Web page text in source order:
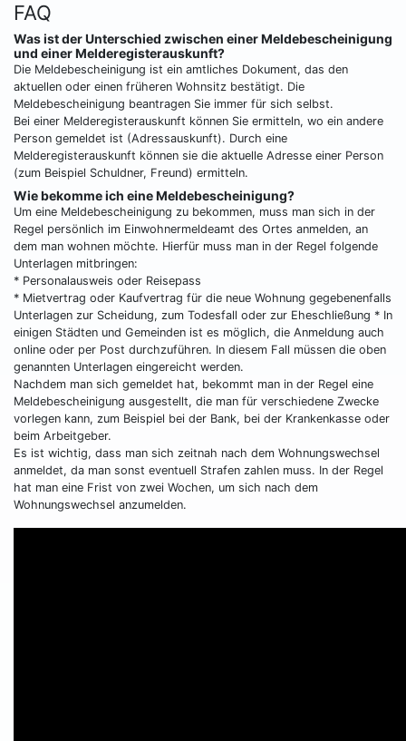
FAQ
Was ist der Unterschied zwischen einer Meldebescheinigung
und einer Melderegisterauskunft?
Die Meldebescheinigung ist ein amtliches Dokument, das den
aktuellen oder einen früheren Wohnsitz bestätigt. Die
Meldebescheinigung beantragen Sie immer für sich selbst.
Bei einer Melderegisterauskunft können Sie ermitteln, wo ein andere
Person gemeldet ist (Adressauskunft). Durch eine
Melderegisterauskunft können sie die aktuelle Adresse einer Person
(zum Beispiel Schuldner, Freund) ermitteln.
Wie bekomme ich eine Meldebescheinigung?
Um eine Meldebescheinigung zu bekommen, muss man sich in der
Regel persönlich im Einwohnermeldeamt des Ortes anmelden, an
dem man wohnen möchte. Hierfür muss man in der Regel folgende
Unterlagen mitbringen:
* Personalausweis oder Reisepass
* Mietvertrag oder Kaufvertrag für die neue Wohnung gegebenenfalls
Unterlagen zur Scheidung, zum Todesfall oder zur Eheschließung * In
einigen Städten und Gemeinden ist es möglich, die Anmeldung auch
online oder per Post durchzuführen. In diesem Fall müssen die oben
genannten Unterlagen eingereicht werden.
Nachdem man sich gemeldet hat, bekommt man in der Regel eine
Meldebescheinigung ausgestellt, die man für verschiedene Zwecke
vorlegen kann, zum Beispiel bei der Bank, bei der Krankenkasse oder
beim Arbeitgeber.
Es ist wichtig, dass man sich zeitnah nach dem Wohnungswechsel
anmeldet, da man sonst eventuell Strafen zahlen muss. In der Regel
hat man eine Frist von zwei Wochen, um sich nach dem
Wohnungswechsel anzumelden.